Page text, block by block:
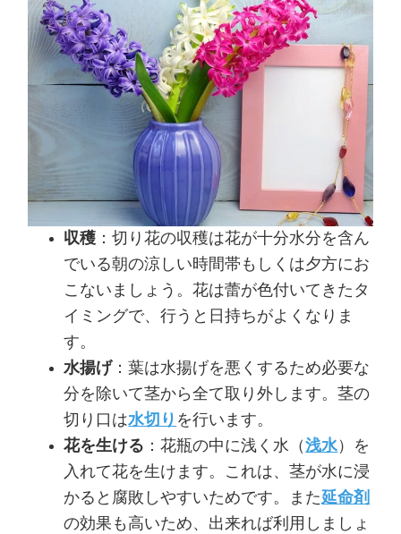
収穫 ：切り花の収穫は花が十分水分を含ん
でいる朝の涼しい時間帯もしくは夕方にお
こないましょう。花は蕾が色付いてきたタ
イミングで、行うと日持ちがよくなりま
す。
水揚げ ：葉は水揚げを悪くするため必要な
分を除いて茎から全て取り外します。茎の
切り口は水切り を行います。
花を生ける ：花瓶の中に浅く水（浅水）を
入れて花を生けます。これは、茎が水に浸
かると腐敗しやすいためです。また延命剤
の効果も高いため、出来れば利用しましょ